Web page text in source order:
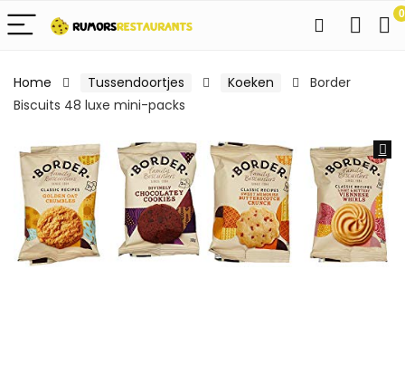
0
Home Tussendoortjes Koeken
Border
Biscuits 48 luxe mini-packs